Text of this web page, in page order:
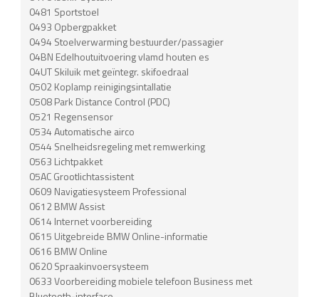
0481 Sportstoel
0493 Opbergpakket
0494 Stoelverwarming bestuurder/passagier
04BN Edelhoutuitvoering vlamd houten es
04UT Skiluik met geïntegr. skifoedraal
0502 Koplamp reinigingsintallatie
0508 Park Distance Control (PDC)
0521 Regensensor
0534 Automatische airco
0544 Snelheidsregeling met remwerking
0563 Lichtpakket
05AC Grootlichtassistent
0609 Navigatiesysteem Professional
0612 BMW Assist
0614 Internet voorbereiding
0615 Uitgebreide BMW Online-informatie
0616 BMW Online
0620 Spraakinvoersysteem
0633 Voorbereiding mobiele telefoon Business met